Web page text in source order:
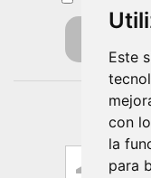
Este
con
la
para